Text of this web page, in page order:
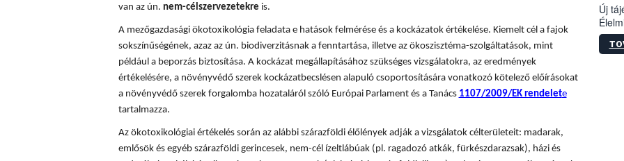
van az ún. nem-célszervezetekre is.
A mezőgazdasági ökotoxikológia feladata e hatások felmérése és a kockázatok értékelése. Kiemelt cél a fajok
sokszínűségének, azaz az ún. biodiverzitásnak a fenntartása, illetve az ökoszisztéma-szolgáltatások, mint
például a beporzás biztosítása. A kockázat megállapításához szükséges vizsgálatokra, az eredmények
értékelésére, a növényvédő szerek kockázatbecslésen alapuló csoportosítására vonatkozó kötelező előírásokat
a növényvédő szerek forgalomba hozataláról szóló Európai Parlament és a Tanács 1107/2009/EK rendelete
tartalmazza.
Az ökotoxikológiai értékelés során az alábbi szárazföldi élőlények adják a vizsgálatok célterületeit: madarak,
emlősök és egyéb szárazföldi gerincesek, nem-cél ízeltlábúak (pl. ragadozó atkák, fürkészdarazsak), házi és
Új